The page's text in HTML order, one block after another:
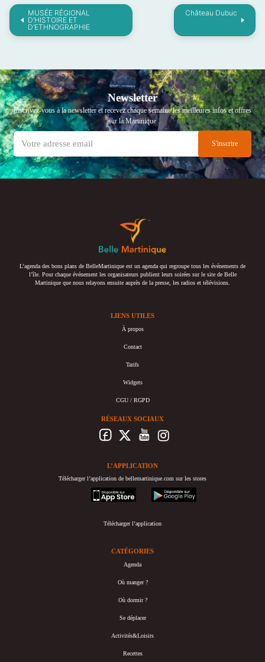
MUSÉE RÉGIONAL
D’HISTOIRE ET
D’ETHNOGRAPHIE
Château Dubuc
Newsletter
Inscrivez-vous à la newsletter et recevez chaque semaine les meilleures infos et offres
sur la Martinique
L’agenda des bons plans de BelleMartinique est un agenda qui regroupe tous les événements de
l’île. Pour chaque événement les organisateurs publient leurs soirées sur le site de Belle
Martinique que nous relayons ensuite auprès de la presse, les radios et télévisions.
LIENS UTILES
À propos
Contact
Tarifs
Widgets
CGU / RGPD
RÉSEAUX SOCIAUX
L’APPLICATION
Télécharger l’application de bellemartinique.com sur les stores
appstore
googleplay
Télécharger l’application
CATÉGORIES
Agenda
Où manger ?
Où dormir ?
Se déplacer
Activités&Loisirs
Recettes